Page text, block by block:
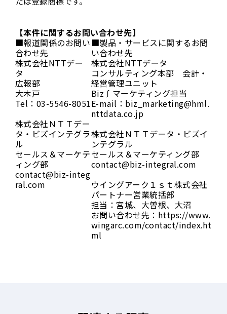
【本件に関するお問い合わせ先】
■報道関係のお問い
合わせ先
■製品・サービスに関するお問
い合わせ先
株式会社NTTデー
タ
広報部
大木戸
Tel：03-5546-8051
株式会社ＮＴＴデー
タ・ビズインテグラ
ル
セールス＆マーケテ
ィング部
contact@biz-integ
ral.com
株式会社NTTデータ
コンサルティング本部 会計・
経営管理ユニット
Biz∫マーケティング担当
E-mail：biz_marketing@hml.
nttdata.co.jp
株式会社ＮＴＴデータ・ビズイ
ンテグラル
セールス＆マーケティング部
contact@biz-integral.com
ウイングアーク１ｓｔ株式会社
パートナー営業統括部
担当：宮城、大曽根、大沼
お問い合わせ先：https://www.
wingarc.com/contact/index.ht
ml